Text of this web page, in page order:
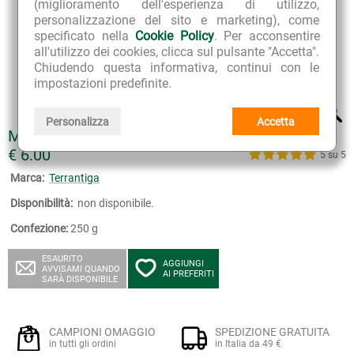
(miglioramento dell'esperienza di utilizzo,
personalizzazione del sito e marketing), come
specificato nella Cookie Policy. Per acconsentire
all'utilizzo dei cookies, clicca sul pulsante "Accetta".
Chiudendo questa informativa, continui con le
impostazioni predefinite.
Personalizza Accetta
MIELE BIOLOGICO DI ASFODELO
€ 6.00
5 su 5
Marca: Terrantiga
Disponibilità: non disponibile.
Confezione:250 g
ESAURITO
AVVISAMI QUANDO
SARÀ DISPONIBILE
AGGIUNGI
AI PREFERITI
CAMPIONI OMAGGIO
in tutti gli ordini
SPEDIZIONE GRATUITA
in Italia da 49 €